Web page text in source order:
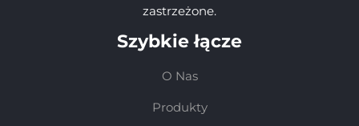
zastrzeżone.
Szybkie łącze
O Nas
Produkty